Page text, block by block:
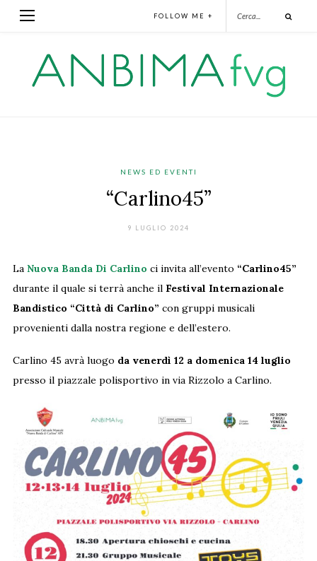
FOLLOW ME +
NEWS ED EVENTI
“Carlino45”
9 LUGLIO 2024
La Nuova Banda Di Carlino ci invita all’evento “Carlino45”
durante il quale si terrà anche ilFestival Internazionale
Bandistico “Città di Carlino” con gruppi musicali
provenienti dalla nostra regione e dell’estero.
Carlino 45 avrà luogo da venerdì 12 a domenica 14 luglio
presso il piazzale polisportivo in via Rizzolo a Carlino.